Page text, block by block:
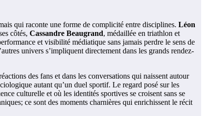
qui raconte une forme de complicité entre disciplines. Léon
côtés, Cassandre Beaugrand, médaillée en triathlon et
et visibilité médiatique sans jamais perdre le sens de
univers s’impliquent directement dans les grands rendez-
des fans et dans les conversations qui naissent autour
autant qu’un duel sportif. Le regard posé sur les
culturelle et où les identités sportives se croisent sans se
ce sont des moments charnières qui enrichissent le récit